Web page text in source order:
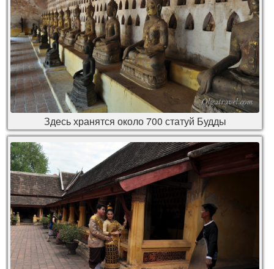
Здесь хранятся около 700 статуй Будды